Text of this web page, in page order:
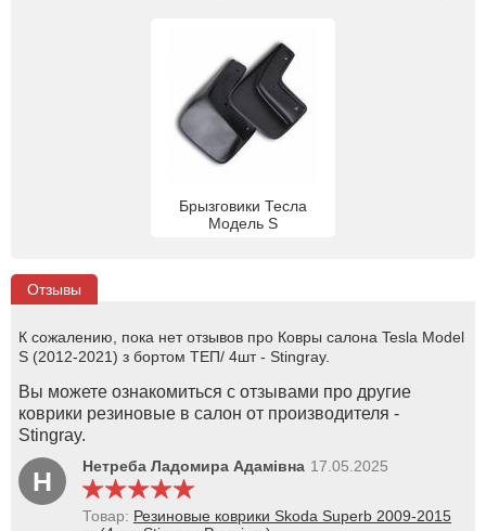
Брызговики Тесла
Модель S
Отзывы
К сожалению, пока нет отзывов про Ковры салона Tesla Model
S (2012-2021) з бортом ТЕП/ 4шт - Stingray.
Вы можете ознакомиться с отзывами про другие
коврики резиновые в салон от производителя -
Stingray.
Н Нетреба Ладомира Адамівна 17.05.2025
Товар: Резиновые коврики Skoda Superb 2009-2015